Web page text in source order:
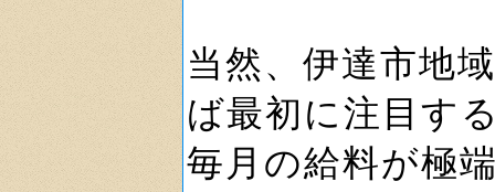
当然、伊達市地
ば最初に注目す
毎月の給料が極